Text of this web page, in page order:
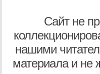
Сайт не
нашими
материала и не